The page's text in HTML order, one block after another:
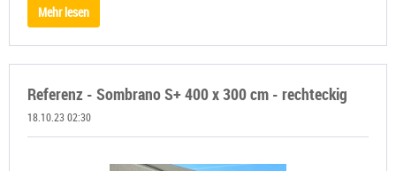
Mehr lesen
Referenz - Sombrano S+ 400 x 300 cm - rechteckig
18.10.23 02:30